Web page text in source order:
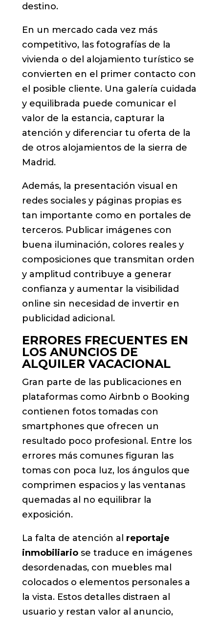
destino.
En un mercado cada vez más
competitivo, las fotografías de la
vivienda o del alojamiento turístico se
convierten en el primer contacto con
el posible cliente. Una galería cuidada
y equilibrada puede comunicar el
valor de la estancia, capturar la
atención y diferenciar tu oferta de la
de otros alojamientos de la sierra de
Madrid.
Además, la presentación visual en
redes sociales y páginas propias es
tan importante como en portales de
terceros. Publicar imágenes con
buena iluminación, colores reales y
composiciones que transmitan orden
y amplitud contribuye a generar
confianza y aumentar la visibilidad
online sin necesidad de invertir en
publicidad adicional.
ERRORES FRECUENTES EN
LOS ANUNCIOS DE
ALQUILER VACACIONAL
Gran parte de las publicaciones en
plataformas como Airbnb o Booking
contienen fotos tomadas con
smartphones que ofrecen un
resultado poco profesional. Entre los
errores más comunes figuran las
tomas con poca luz, los ángulos que
comprimen espacios y las ventanas
quemadas al no equilibrar la
exposición.
La falta de atención al reportaje
inmobiliariose traduce en imágenes
desordenadas, con muebles mal
colocados o elementos personales a
la vista. Estos detalles distraen al
usuario y restan valor al anuncio,